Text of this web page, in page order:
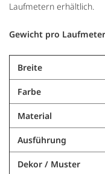
Laufmetern erhältlich.
Gewicht pro
Breite
Farbe
Material
Ausführung
Dekor / Muster